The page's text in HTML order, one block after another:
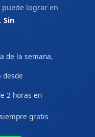
lograr en
Sin
de la semana,
desde
2 horas en
gratis